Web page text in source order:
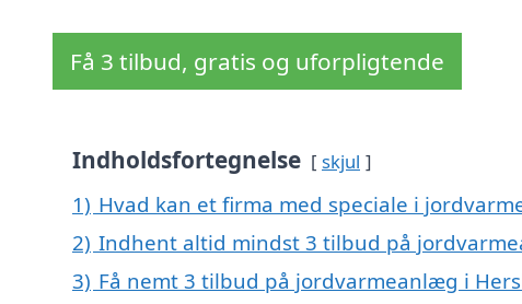
Få 3 tilbud, gratis og uforpligtende
Indholdsfortegnelse skjul
1) Hvad kan et firma med speciale i
2) Indhent altid mindst 3 tilbud på
3) Få nemt 3 tilbud på jordvarmeanlæg i